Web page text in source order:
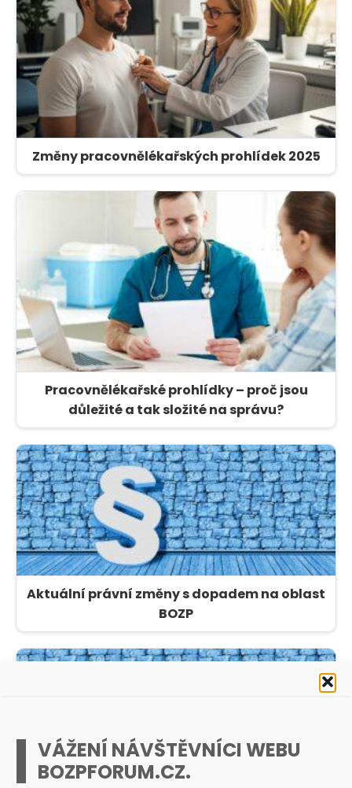
VÁŽENÍ NÁVŠTĚVNÍCI WEBU
BOZPFORUM.CZ.
Změny pracovnělékařských prohlídek 2025
Pracovnělékařské prohlídky – proč jsou
důležité a tak složité na správu?
Aktuální právní změny s dopadem na oblast
BOZP